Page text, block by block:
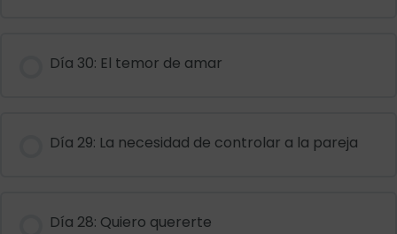
Día 30: El temor de amar
Día 29: La necesidad de controlar a la pareja
Día 28: Quiero quererte